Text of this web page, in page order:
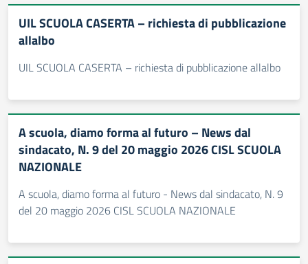
UIL SCUOLA CASERTA – richiesta di pubblicazione
allalbo
UIL SCUOLA CASERTA – richiesta di pubblicazione allalbo
A scuola, diamo forma al futuro – News dal
sindacato, N. 9 del 20 maggio 2026 CISL SCUOLA
NAZIONALE
A scuola, diamo forma al futuro - News dal sindacato, N. 9
del 20 maggio 2026 CISL SCUOLA NAZIONALE